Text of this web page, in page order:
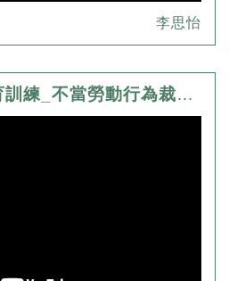
李思怡
李思怡 律師_教育訓練_不當勞動行為裁決類型與案例分享